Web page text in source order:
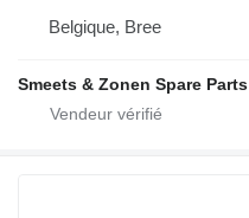
Belgique, Bree
Smeets & Zonen Spare Parts